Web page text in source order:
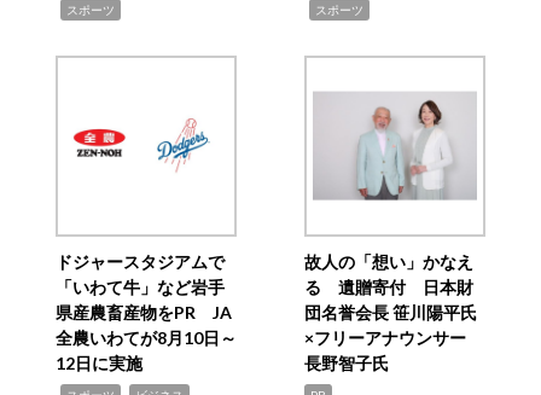
スポーツ スポーツ
ドジャースタジアムで
「いわて牛」など岩手
県産農畜産物をPR JA
全農いわてが8月10日～
12日に実施
故人の「想い」かなえ
る 遺贈寄付 日本財
団名誉会長 笹川陽平氏
×フリーアナウンサー
長野智子氏